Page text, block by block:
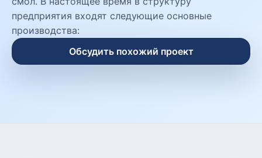
предприятия входят следующие основные
производства:
Обсудить похожий проект